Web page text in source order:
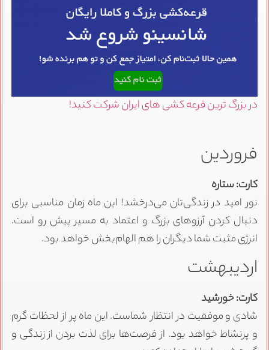
در بزرگ ترین قرعه کشی های ایران شرکت کنید!
فروردین
کارت: ستاره
نور امید در زندگی‌تان می‌درخشد! این ماه زمان مناسبی برای
دنبال کردن آرزوهای بزرگ و اعتماد به مسیر پیش رو است.
انرژی مثبت شما دیگران را هم الهام‌بخش خواهد بود.
اردیبهشت
کارت: خورشید
شادی و موفقیت در انتظار شماست. این ماه پر از لحظات گرم
و پرنشاط خواهد بود. از فرصت‌ها برای لذت بردن از زندگی و